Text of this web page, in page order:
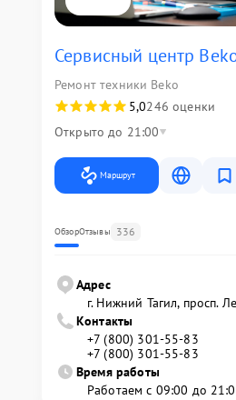
Сервисный центр
Ремонт техники Beko
5,0246 оценки
Открыто до 21:00
Маршрут
ОбзорОтзывы 336
Адрес
г. Нижний Тагил, просп.
Контакты
+7 (800) 301-55-83
+7 (800) 301-55-83
Время работы
Работаем с 09:00 до